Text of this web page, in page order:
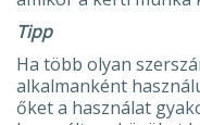
Tipp
Ha több olyan
alkalmanként
őket a használat